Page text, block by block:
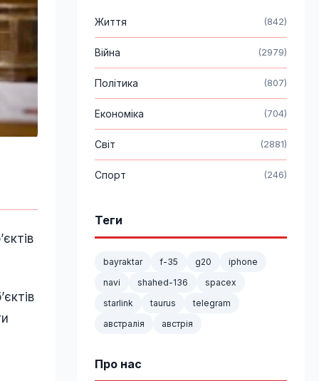
Життя (842)
Війна (2979)
Політика (807)
Економіка (704)
Світ (2881)
Спорт (246)
Теги
bayraktar f-35 g20
iphone
navi
shahed-136
spacex
starlink
taurus
telegram
австралія
австрія
Про нас